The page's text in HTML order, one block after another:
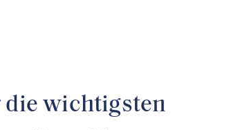
die wichtigsten